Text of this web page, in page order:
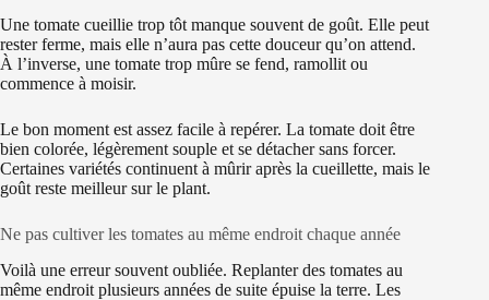
Une tomate cueillie trop tôt manque souvent de goût. Elle peut
rester ferme, mais elle n’aura pas cette douceur qu’on attend.
À l’inverse, une tomate trop mûre se fend, ramollit ou
commence à moisir.
Le bon moment est assez facile à repérer. La tomate doit être
bien colorée, légèrement souple et se détacher sans forcer.
Certaines variétés continuent à mûrir après la cueillette, mais le
goût reste meilleur sur le plant.
Ne pas cultiver les tomates au même endroit chaque année
Voilà une erreur souvent oubliée. Replanter des tomates au
même endroit plusieurs années de suite épuise la terre. Les